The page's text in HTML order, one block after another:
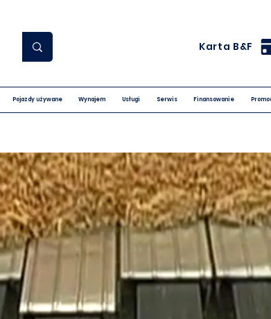
Karta B&F
Pojazdy używane Wynajem Usługi Serwis Finansowanie